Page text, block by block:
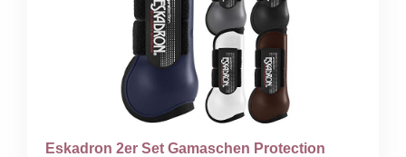
Eskadron 2er Set Gamaschen Protection